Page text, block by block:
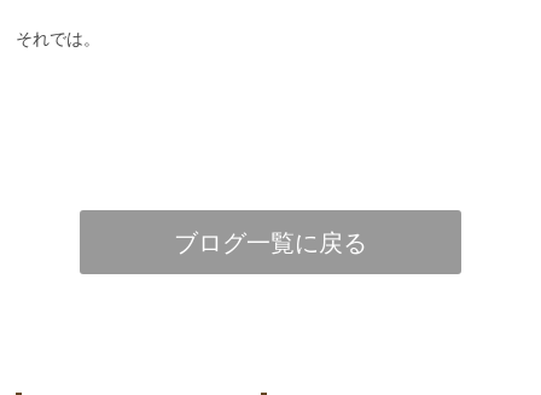
それでは。
ブログ一覧に戻る